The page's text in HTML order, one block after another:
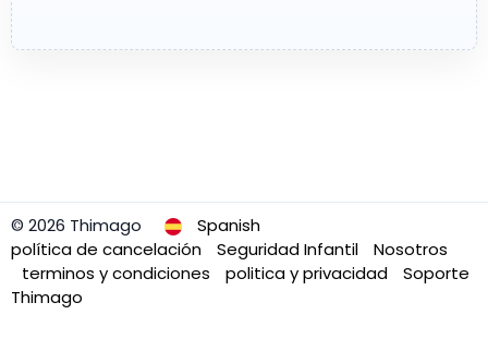
© 2026 Thimago
Spanish
política de cancelación
Seguridad Infantil
Nosotros
terminos y condiciones
politica y privacidad
Soporte
Thimago